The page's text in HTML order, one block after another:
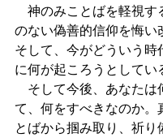
神のみことばを軽視す
のない偽善的信仰を悔い
そして、今がどういう時
に何が起ころうとしてい
そして今後、あなたは
て、何をすべきなのか。
とばから掴み取り、祈り